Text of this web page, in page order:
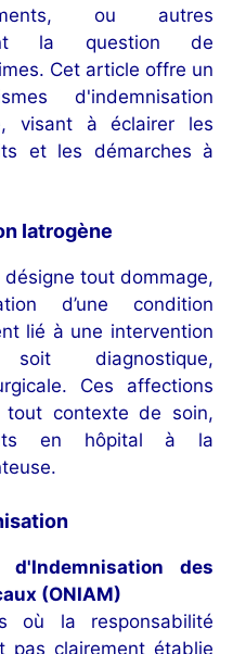
ou autres
la question de
Cet article offre un
d'indemnisation
visant à éclairer les
et les démarches à
Iatrogène
tout dommage,
d’une condition
lié à une intervention
diagnostique,
Ces affections
tout contexte de soin,
en hôpital à la
des
(ONIAM)
où la responsabilité
pas clairement établie